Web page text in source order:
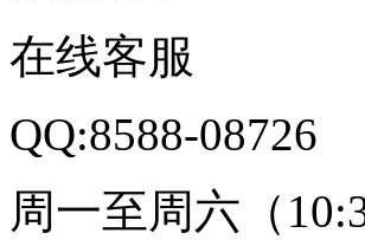
在线客服
QQ:8588-08726
周一至周六（